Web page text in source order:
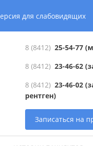
для слабовидящих
8 (8412) 25-54-77
8 (8412) 23-46-62
8 (8412) 23-46-02
рентген)
Записаться на